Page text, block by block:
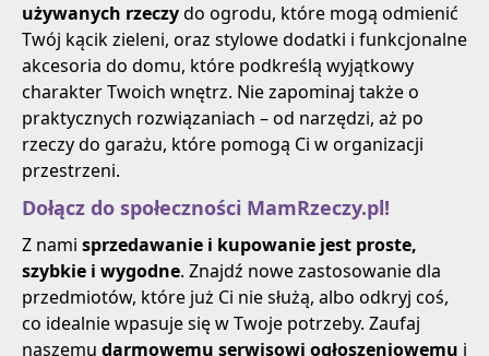
używanych rzeczydo ogrodu, które mogą odmienić
Twój kącik zieleni, oraz stylowe dodatki i funkcjonalne
akcesoria do domu, które podkreślą wyjątkowy
charakter Twoich wnętrz. Nie zapominaj także o
praktycznych rozwiązaniach – od narzędzi, aż po
rzeczy do garażu, które pomogą Ci w organizacji
przestrzeni.
Dołącz do społeczności MamRzeczy.pl!
Z nami sprzedawanie i kupowanie jest proste,
szybkie i wygodne. Znajdź nowe zastosowanie dla
przedmiotów, które już Ci nie służą, albo odkryj coś,
co idealnie wpasuje się w Twoje potrzeby. Zaufaj
naszemu darmowemu serwisowi ogłoszeniowemu i